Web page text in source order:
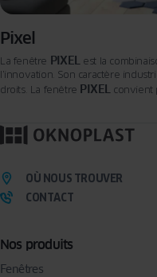
Pixel
La fenêtre PIXEL est la
l’innovation. Son caractère
droits. La fenêtre PIXEL convient
Nos produits
Fenêtres
OÙ NOUS TROUVER
CONTACT